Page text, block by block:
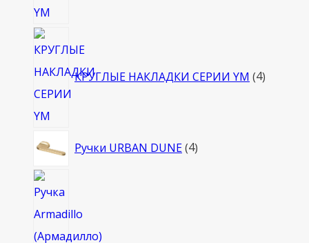
КРУГЛЫЕ НАКЛАДКИ СЕРИИ YM 4
Ручки URBAN DUNE 44